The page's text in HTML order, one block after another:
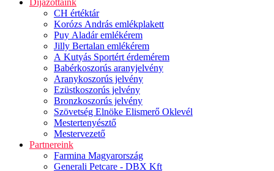
Díjazottaink
CH értéktár
Korózs András emlékplakett
Puy Aladár emlékérem
Jilly Bertalan emlékérem
A Kutyás Sportért érdemérem
Babérkoszorús aranyjelvény
Aranykoszorús jelvény
Ezüstkoszorús jelvény
Bronzkoszorús jelvény
Szövetség Elnöke Elismerő Oklevél
Mestertenyésztő
Mestervezető
Partnereink
Farmina Magyarország
Generali Petcare - DBX Kft